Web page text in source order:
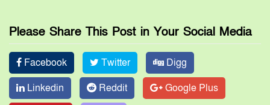
Please Share This Post in Your Social Media
Facebook Twitter
Digg
Linkedin
Reddit
Google Plus